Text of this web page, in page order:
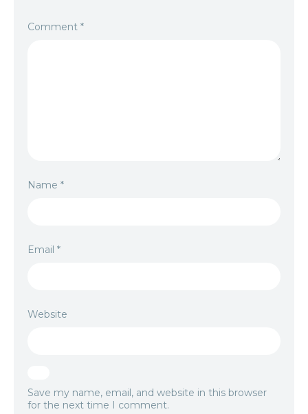
Comment *
Name *
Email *
Website
Save my name, email, and website in this browser
for the next time I comment.